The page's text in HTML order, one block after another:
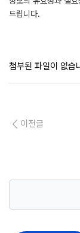
드립니다.
첨부된 파일이 없습
이전글